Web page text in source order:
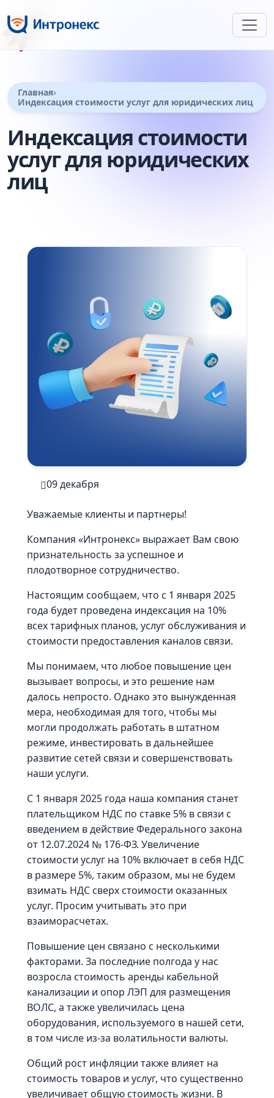
🚀
Главная
Индексация стоимости услуг для юридических лиц
Индексация стоимости
услуг для юридических
лиц
09 декабря
Уважаемые клиенты и партнеры!
Компания «Интронекс» выражает Вам свою
признательность за успешное и
плодотворное сотрудничество.
Настоящим сообщаем, что с 1 января 2025
года будет проведена индексация на 10%
всех тарифных планов, услуг обслуживания и
стоимости предоставления каналов связи.
Мы понимаем, что любое повышение цен
вызывает вопросы, и это решение нам
далось непросто. Однако это вынужденная
мера, необходимая для того, чтобы мы
могли продолжать работать в штатном
режиме, инвестировать в дальнейшее
развитие сетей связи и совершенствовать
наши услуги.
С 1 января 2025 года наша компания станет
плательщиком НДС по ставке 5% в связи с
введением в действие Федерального закона
от 12.07.2024 № 176-ФЗ. Увеличение
стоимости услуг на 10% включает в себя НДС
в размере 5%, таким образом, мы не будем
взимать НДС сверх стоимости оказанных
услуг. Просим учитывать это при
взаиморасчетах.
Повышение цен связано с несколькими
факторами. За последние полгода у нас
возросла стоимость аренды кабельной
канализации и опор ЛЭП для размещения
ВОЛС, а также увеличилась цена
оборудования, используемого в нашей сети,
в том числе из-за волатильности валюты.
Общий рост инфляции также влияет на
стоимость товаров и услуг, что существенно
увеличивает общую стоимость жизни. В